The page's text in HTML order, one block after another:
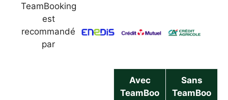
TeamBooking
est
recommandé
par
Avec
TeamBoo
Sans
TeamBoo